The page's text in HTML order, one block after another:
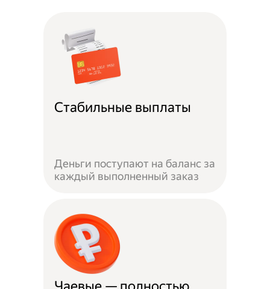
Стабильные выплаты
Деньги поступают на баланс за
каждый выполненный заказ